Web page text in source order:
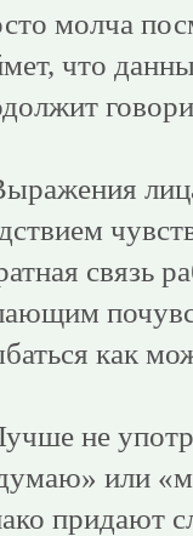
молча
что
связь
как
не
или
придают